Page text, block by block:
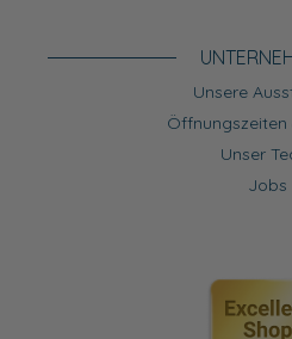
Unsere
Unser
Jobs